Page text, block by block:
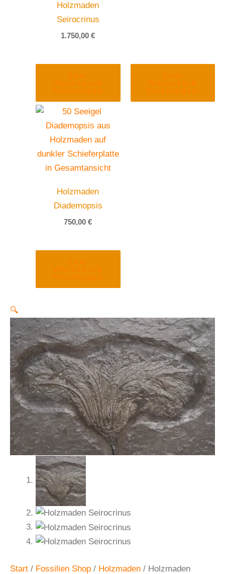
Holzmaden
Seirocrinus
1.750,00€
Holzmaden
Diademopsis
750,00€
🔍
Start / Fossilien Shop / Holzmaden / Holzmaden